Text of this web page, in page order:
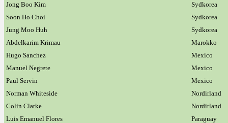
Jong Boo Kim
Sydkorea
Soon Ho Choi
Sydkorea
Jung Moo Huh
Sydkorea
Abdelkarim Krimau
Marokko
Hugo Sanchez
Mexico
Manuel Negrete
Mexico
Paul Servin
Mexico
Norman Whiteside
Nordirland
Colin Clarke
Nordirland
Luis Emanuel Flores
Paraguay